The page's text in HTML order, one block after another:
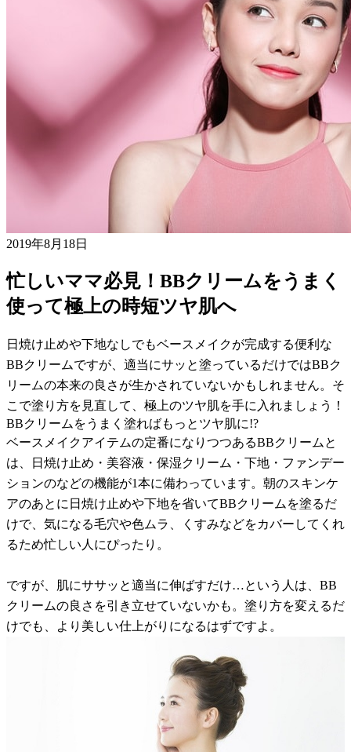
2019年8月18日
忙しいママ必見！BBクリームをうまく
使って極上の時短ツヤ肌へ
日焼け止めや下地なしでもベースメイクが完成する便利な
BBクリームですが、適当にサッと塗っているだけではBBク
リームの本来の良さが生かされていないかもしれません。そ
こで塗り方を見直して、極上のツヤ肌を手に入れましょう！
BBクリームをうまく塗ればもっとツヤ肌に!?
ベースメイクアイテムの定番になりつつあるBBクリームと
は、日焼け止め・美容液・保湿クリーム・下地・ファンデー
ションのなどの機能が1本に備わっています。朝のスキンケ
アのあとに日焼け止めや下地を省いてBBクリームを塗るだ
けで、気になる毛穴や色ムラ、くすみなどをカバーしてくれ
るため忙しい人にぴったり。
ですが、肌にササッと適当に伸ばすだけ…という人は、BB
クリームの良さを引き立せていないかも。塗り方を変えるだ
けでも、より美しい仕上がりになるはずですよ。